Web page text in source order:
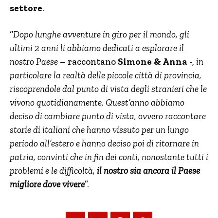
settore.
“Dopo lunghe avventure in giro per il mondo, gli
ultimi 2 anni li abbiamo dedicati a esplorare il
nostro Paese – raccontano Simone & Anna -, in
particolare la realtà delle piccole città di provincia,
riscoprendole dal punto di vista degli stranieri che le
vivono quotidianamente. Quest’anno abbiamo
deciso di cambiare punto di vista, ovvero raccontare
storie di italiani che hanno vissuto per un lungo
periodo all’estero e hanno deciso poi di ritornare in
patria, convinti che in fin dei conti, nonostante tutti i
problemi e le difficoltà, il nostro sia ancora il Paese
migliore dove vivere”.